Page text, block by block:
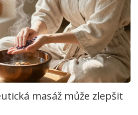
masáž může zlepšit